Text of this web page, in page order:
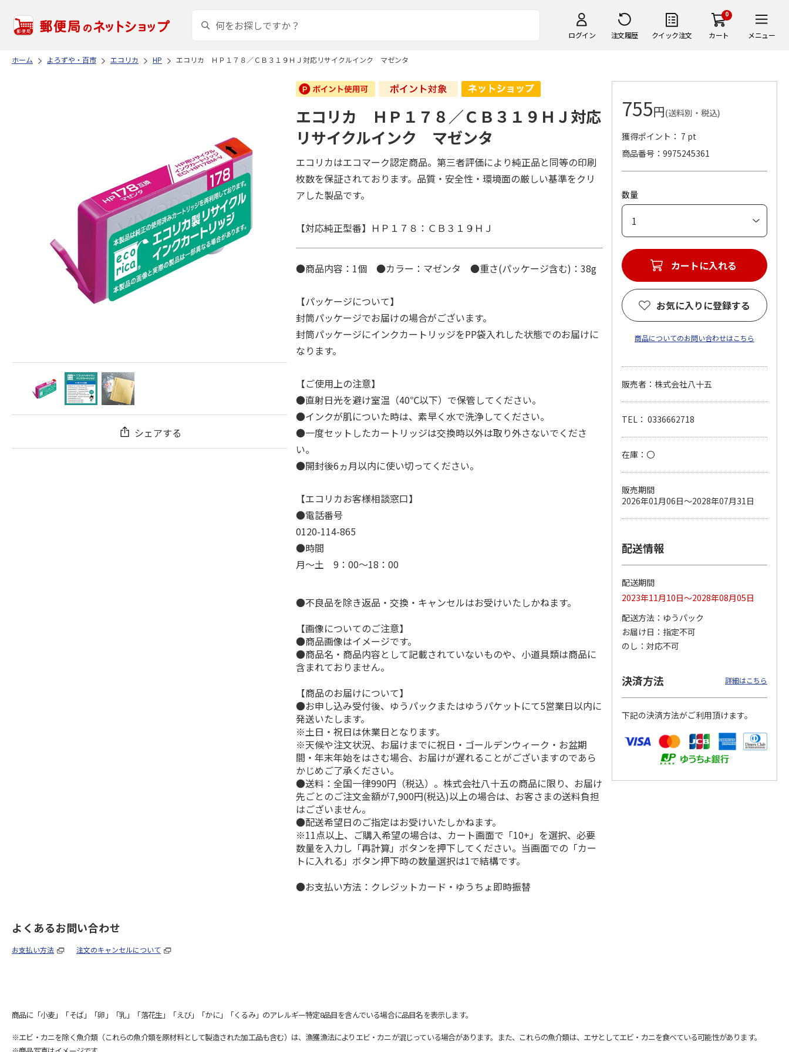
ログイン 注文履歴 クイック注文
0
カート メニュー
ホーム よろずや・百市 エコリカ HP エコリカ ＨＰ１７８／ＣＢ３１９ＨＪ対応リサイクルインク マゼンタ
シェアする
エコリカ ＨＰ１７８／ＣＢ３１９ＨＪ対応
リサイクルインク マゼンタ
エコリカはエコマーク認定商品。第三者評価により純正品と同等の印刷
枚数を保証されております。品質・安全性・環境面の厳しい基準をクリ
アした製品です。
【対応純正型番】ＨＰ１７８：ＣＢ３１９ＨＪ
●商品内容：1個 ●カラー：マゼンタ ●重さ(パッケージ含む)：38g
【パッケージについて】
封筒パッケージでお届けの場合がございます。
封筒パッケージにインクカートリッジをPP袋入れした状態でのお届けに
なります。
【ご使用上の注意】
●直射日光を避け室温（40℃以下）で保管してください。
●インクが肌についた時は、素早く水で洗浄してください。
●一度セットしたカートリッジは交換時以外は取り外さないでくださ
い。
●開封後6ヵ月以内に使い切ってください。
【エコリカお客様相談窓口】
●電話番号
0120-114-865
●時間
月～土 9：00～18：00
●不良品を除き返品・交換・キャンセルはお受けいたしかねます。
【画像についてのご注意】
●商品画像はイメージです。
●商品名・商品内容として記載されていないものや、小道具類は商品に
含まれておりません。
【商品のお届けについて】
●お申し込み受付後、ゆうパックまたはゆうパケットにて5営業日以内に
発送いたします。
※土日・祝日は休業日となります。
※天候や注文状況、お届けまでに祝日・ゴールデンウィーク・お盆期
間・年末年始をはさむ場合、お届けが遅れることがございますのであら
かじめご了承ください。
●送料：全国一律990円（税込）。株式会社八十五の商品に限り、お届け
先ごとのご注文金額が7,900円(税込)以上の場合は、お客さまの送料負担
はございません。
●配送希望日のご指定はお受けいたしかねます。
※11点以上、ご購入希望の場合は、カート画面で「10+」を選択、必要
数量を入力し「再計算」ボタンを押下してください。当画面での「カー
トに入れる」ボタン押下時の数量選択は1で結構です。
●お支払い方法：クレジットカード・ゆうちょ即時振替
755円(送料別・税込)
獲得ポイント： 7 pt
商品番号
9975245361
数量
カートに入れる
お気に入りに登録する
商品についてのお問い合わせはこちら
販売者：株式会社八十五
TEL： 0336662718
在庫：〇
販売期間
2026年01月06日～2028年07月31日
配送情報
配送期間
2023年11月10日～2028年08月05日
配送方法
ゆうパック
お届け日
指定不可
のし
対応不可
決済方法 詳細はこちら
下記の決済方法がご利用頂けます。
よくあるお問い合わせ
お支払い方法 注文のキャンセルについて
商品に「小麦」「そば」「卵」「乳」「落花生」「えび」「かに」「くるみ」のアレルギー特定8品目を含んでいる場合に品目名を表示します。
※エビ・カニを除く魚介類（これらの魚介類を原材料として製造された加工品も含む）は、漁獲漁法によりエビ・カニが混じっている場合があります。また、これらの魚介類は、エサとしてエビ・カニを食べている可能性があります。